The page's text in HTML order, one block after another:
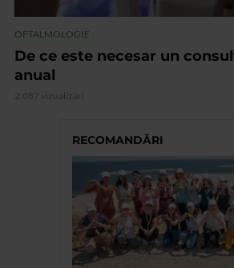
OFTALMOLOGIE
De ce este necesar un
anual
2.087 vizualizari
RECOMANDĂRI